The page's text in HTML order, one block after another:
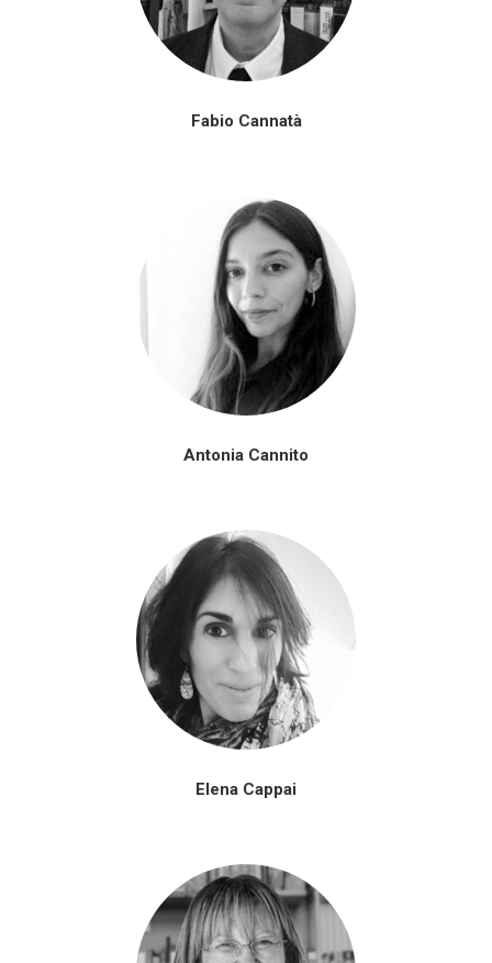
Fabio Cannatà
Antonia Cannito
Elena Cappai